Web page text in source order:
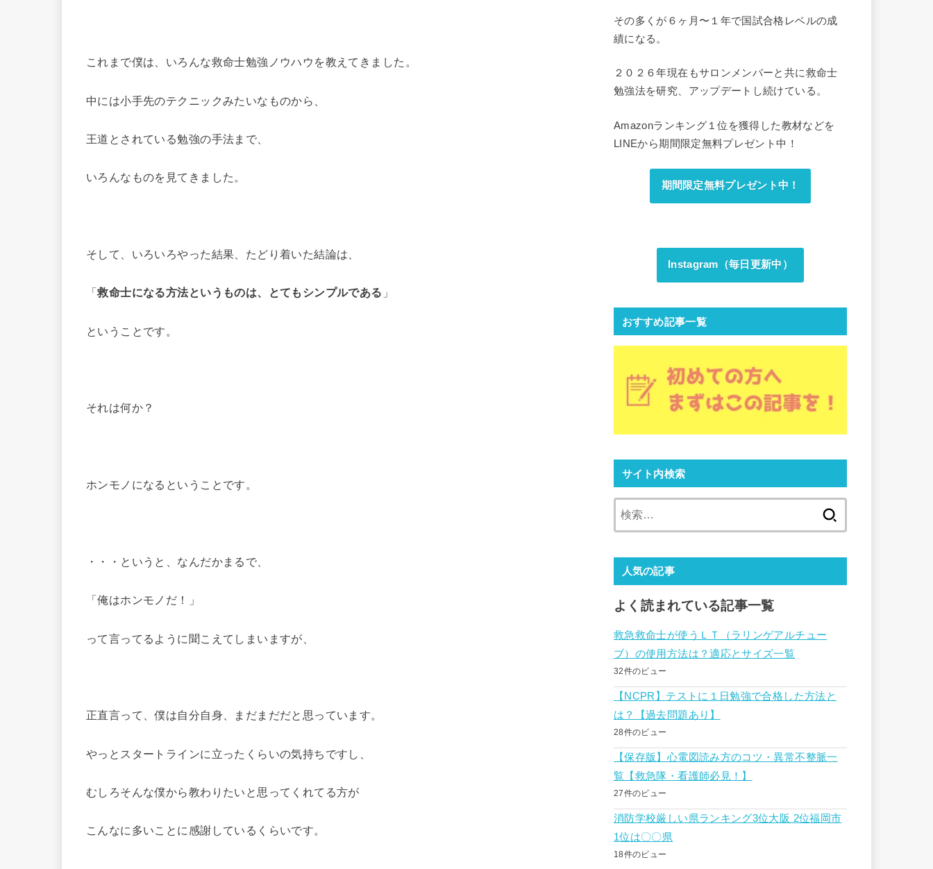
これまで僕は、いろんな救命士勉強ノウハウを教えてきました。
中には小手先のテクニックみたいなものから、
王道とされている勉強の手法まで、
いろんなものを見てきました。
そして、いろいろやった結果、たどり着いた結論は、
「救命士になる方法というものは、とてもシンプルである 」
ということです。
それは何か？
ホンモノになるということです。
・・・というと、なんだかまるで、
「俺はホンモノだ！」
って言ってるように聞こえてしまいますが、
正直言って、僕は自分自身、まだまだだと思っています。
やっとスタートラインに立ったくらいの気持ちですし、
むしろそんな僕から教わりたいと思ってくれてる方が
こんなに多いことに感謝しているくらいです。
その多くが６ヶ月〜１年で国試合格レベルの成
績になる。
２０２６年現在もサロンメンバーと共に救命士
勉強法を研究、アップデートし続けている。
Amazonランキング１位を獲得した教材などを
LINEから期間限定無料プレゼント中！
期間限定無料プレゼント中！
Instagram（毎日更新中）
おすすめ記事一覧
サイト内検索
人気の記事
よく読まれている記事一覧
救急救命士が使うＬＴ（ラリンゲアルチュー
ブ）の使用方法は？適応とサイズ一覧
32件のビュー
【NCPR】テストに１日勉強で合格した方法と
は？【過去問題あり】
28件のビュー
【保存版】心電図読み方のコツ・異常不整脈一
覧【救急隊・看護師必見！】
27件のビュー
消防学校厳しい県ランキング3位大阪 2位福岡市
1位は〇〇県
18件のビュー